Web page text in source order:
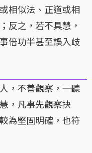
相似法、正道或相
反之，若不具慧，
倍功半甚至誤入歧
不善觀察，一聽
，凡事先觀察抉
為堅固明確，也符